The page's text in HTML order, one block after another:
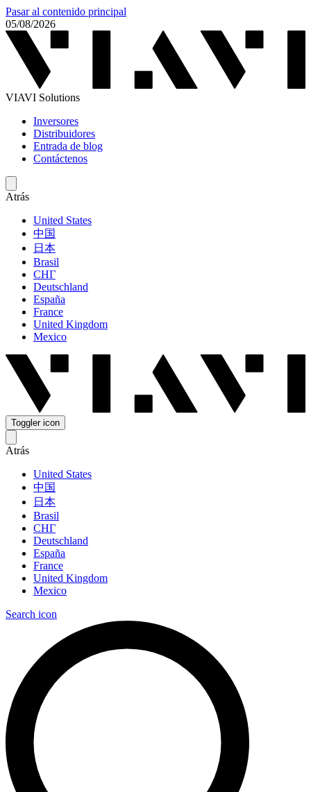
Pasar al contenido principal
05/08/2026
VIAVI Solutions
Inversores
Distribuidores
Entrada de blog
Contáctenos
Atrás
United States
中国
日本
Brasil
СНГ
Deutschland
España
France
United Kingdom
Mexico
Toggler icon
Atrás
United States
中国
日本
Brasil
СНГ
Deutschland
España
France
United Kingdom
Mexico
Search icon